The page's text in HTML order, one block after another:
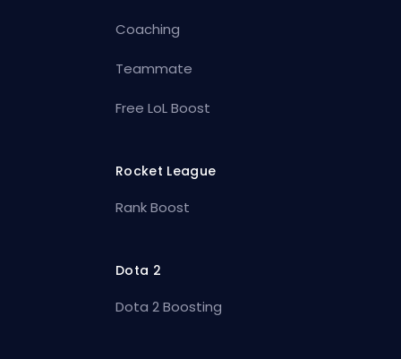
Coaching
Teammate
Free LoL Boost
Rocket League
Rank Boost
Dota 2
Dota 2 Boosting